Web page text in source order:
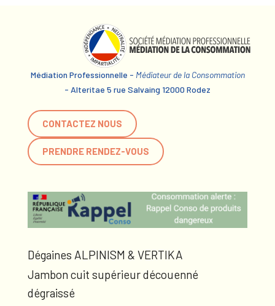
Médiation Professionnelle - Médiateur de la Consommation
- Alteritae 5 rue Salvaing 12000 Rodez
CONTACTEZ NOUS
PRENDRE RENDEZ-VOUS
Dégaines ALPINISM & VERTIKA
Jambon cuit supérieur découenné
dégraissé